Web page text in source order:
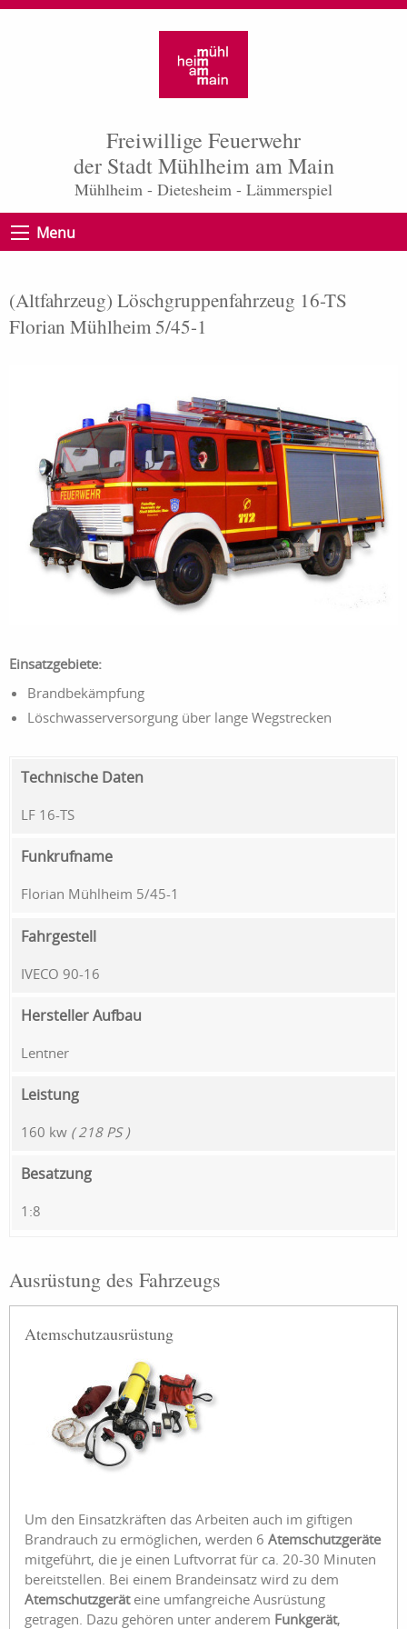
Freiwillige Feuerwehr
der Stadt Mühlheim am Main
Mühlheim - Dietesheim - Lämmerspiel
Menu
(Altfahrzeug) Löschgruppenfahrzeug 16-TS
Florian Mühlheim 5/45-1
Einsatzgebiete:
Brandbekämpfung
Löschwasserversorgung über lange Wegstrecken
Technische Daten
LF 16-TS
Funkrufname
Florian Mühlheim 5/45-1
Fahrgestell
IVECO 90-16
Hersteller Aufbau
Lentner
Leistung
160 kw ( 218 PS )
Besatzung
1:8
Ausrüstung des Fahrzeugs
Atemschutzausrüstung
Um den Einsatzkräften das Arbeiten auch im giftigen
Brandrauch zu ermöglichen, werden 6 Atemschutzgeräte
mitgeführt, die je einen Luftvorrat für ca. 20-30 Minuten
bereitstellen. Bei einem Brandeinsatz wird zu dem
Atemschutzgeräteine umfangreiche Ausrüstung
getragen. Dazu gehören unter anderem Funkgerät,